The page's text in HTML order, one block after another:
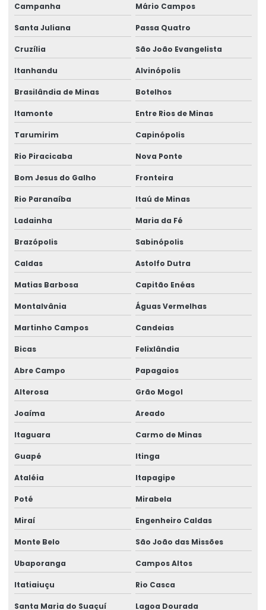
Campanha Mário Campos
Santa Juliana Passa Quatro
Cruzília São João Evangelista
Itanhandu Alvinópolis
Brasilândia de Minas Botelhos
Itamonte Entre Rios de Minas
Tarumirim Capinópolis
Rio Piracicaba Nova Ponte
Bom Jesus do Galho Fronteira
Rio Paranaíba Itaú de Minas
Ladainha Maria da Fé
Brazópolis Sabinópolis
Caldas Astolfo Dutra
Matias Barbosa Capitão Enéas
Montalvânia Águas Vermelhas
Martinho Campos Candeias
Bicas Felixlândia
Abre Campo Papagaios
Alterosa Grão Mogol
Joaíma Areado
Itaguara Carmo de Minas
Guapé Itinga
Ataléia Itapagipe
Poté Mirabela
Miraí Engenheiro Caldas
Monte Belo São João das Missões
Ubaporanga Campos Altos
Itatiaiuçu Rio Casca
Santa Maria do Suaçuí Lagoa Dourada